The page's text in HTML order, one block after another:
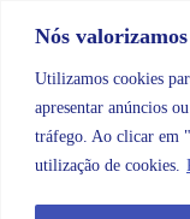
Nós
Utilizamos cookies
apresentar anúncios
tráfego. Ao clicar em
utilização de cookies.
Categorias